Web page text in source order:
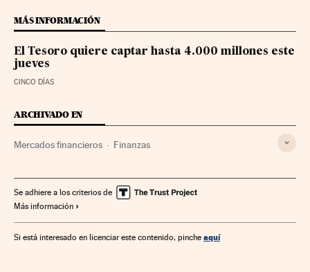
MÁS INFORMACIÓN
El Tesoro quiere captar hasta 4.000 millones este
jueves
CINCO DÍAS
ARCHIVADO EN
Mercados financieros Finanzas
Se adhiere a los criterios de
Más información
Si está interesado en licenciar este contenido, pinche aquí